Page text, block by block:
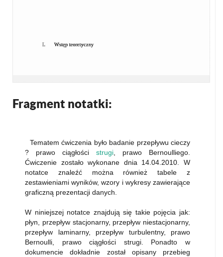
Fragment notatki:
Tematem ćwiczenia było badanie przepływu cieczy
? prawo ciągłości strugi , prawo Bernoulliego.
Ćwiczenie zostało wykonane dnia 14.04.2010. W
notatce znaleźć można również tabele z
zestawieniami wyników, wzory i wykresy zawierające
graficzną prezentacji danych.
W niniejszej notatce znajdują się takie pojęcia jak:
płyn, przepływ stacjonarny, przepływ niestacjonarny,
przepływ laminarny, przepływ turbulentny, prawo
Bernoulli, prawo ciągłości strugi. Ponadto w
dokumencie dokładnie został opisany przebieg